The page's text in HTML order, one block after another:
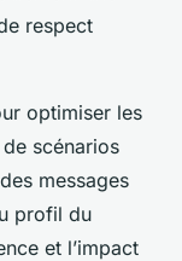
respect
optimiser les
scénarios
messages
profil du
et l’impact